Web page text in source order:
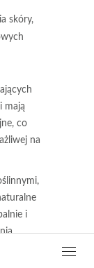
skóry,
mają
co
na
,
i